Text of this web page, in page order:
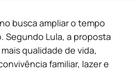
busca ampliar o tempo
Segundo Lula, a proposta
qualidade de vida,
familiar, lazer e